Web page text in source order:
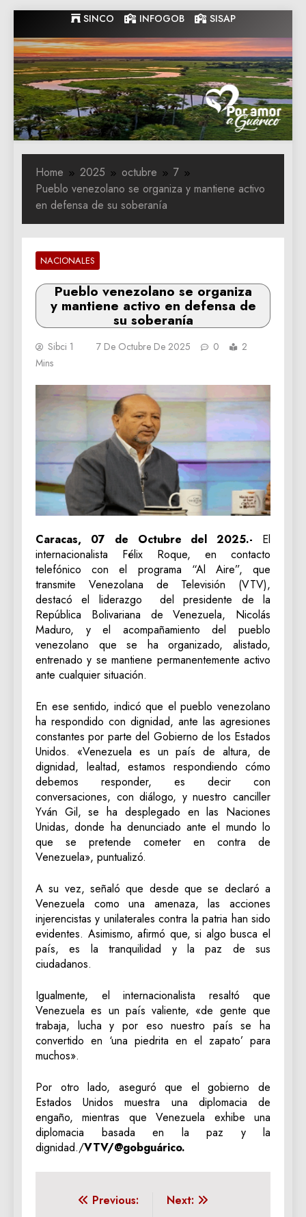
to
content
SINCO INFOGOB SISAP
Gobernacion
de Guarico
Gobernacion de Guarico
Home 2025 octubre
7
Pueblo venezolano se organiza y mantiene activo
en defensa de su soberanía
NACIONALES
Pueblo venezolano se organiza
y mantiene activo en defensa de
su soberanía
Sibci 1 7 De Octubre De 2025 0
2
Mins
Caracas, 07 de Octubre del 2025.- El
internacionalista Félix Roque, en contacto
telefónico con el programa “Al Aire”, que
transmite Venezolana de Televisión (VTV),
destacó el liderazgo del presidente de la
República Bolivariana de Venezuela, Nicolás
Maduro, y el acompañamiento del pueblo
venezolano que se ha organizado, alistado,
entrenado y se mantiene permanentemente activo
ante cualquier situación.
En ese sentido, indicó que el pueblo venezolano
ha respondido con dignidad, ante las agresiones
constantes por parte del Gobierno de los Estados
Unidos. «Venezuela es un país de altura, de
dignidad, lealtad, estamos respondiendo cómo
debemos responder, es decir con
conversaciones, con diálogo, y nuestro canciller
Yván Gil, se ha desplegado en las Naciones
Unidas, donde ha denunciado ante el mundo lo
que se pretende cometer en contra de
Venezuela», puntualizó.
A su vez, señaló que desde que se declaró a
Venezuela como una amenaza, las acciones
injerencistas y unilaterales contra la patria han sido
evidentes. Asimismo, afirmó que, si algo busca el
país, es la tranquilidad y la paz de sus
ciudadanos.
Igualmente, el internacionalista resaltó que
Venezuela es un país valiente, «de gente que
trabaja, lucha y por eso nuestro país se ha
convertido en ‘una piedrita en el zapato’ para
muchos».
Por otro lado, aseguró que el gobierno de
Estados Unidos muestra una diplomacia de
engaño, mientras que Venezuela exhibe una
diplomacia basada en la paz y la
dignidad./VTV/@gobguárico.
Navegación
Previous:
Next: